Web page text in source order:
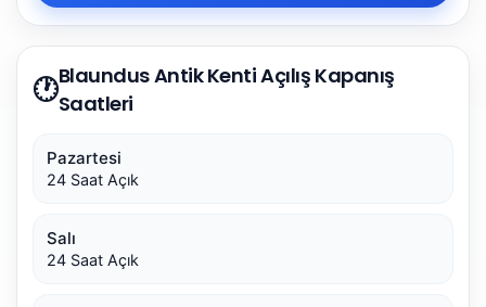
🕐Blaundus Antik Kenti Açılış Kapanış
Saatleri
Pazartesi
24 Saat Açık
Salı
24 Saat Açık